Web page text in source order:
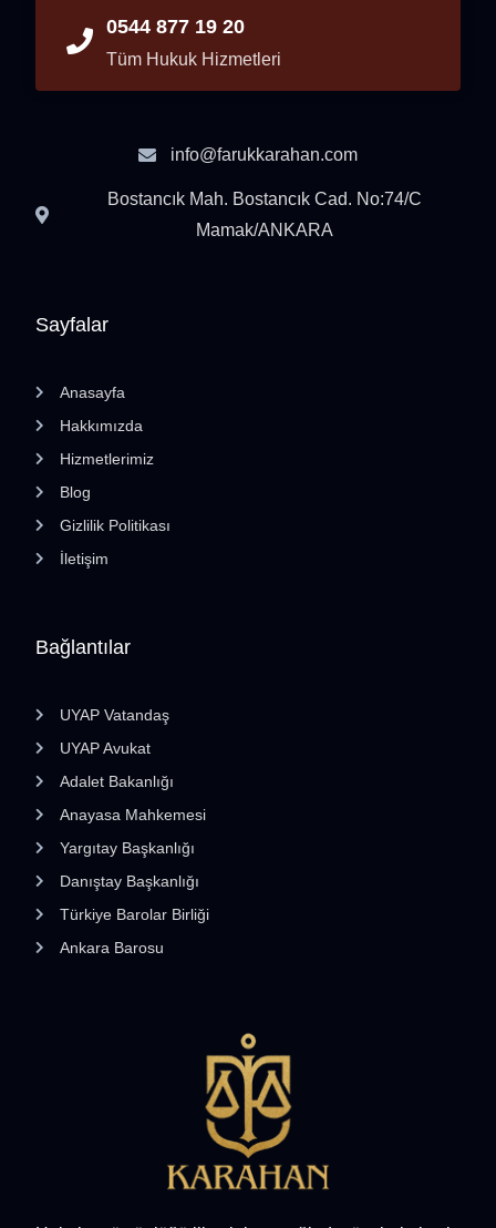
Bağlantılar
UYAP Vatandaş
UYAP Avukat
Adalet Bakanlığı
Anayasa Mahkemesi
Yargıtay Başkanlığı
Danıştay Başkanlığı
Türkiye Barolar Birliği
Ankara Barosu
Sayfalar
Anasayfa
Hakkımızda
Hizmetlerimiz
Blog
Gizlilik Politikası
İletişim
0544 877 19 20
Tüm Hukuk Hizmetleri
info@farukkarahan.com
Bostancık Mah. Bostancık Cad. No:74/C
Mamak/ANKARA